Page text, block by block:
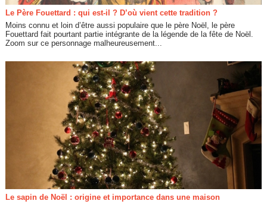
Le Père Fouettard : qui est-il ? D’où vient cette tradition ?
Moins connu et loin d’être aussi populaire que le père Noël, le père
Fouettard fait pourtant partie intégrante de la légende de la fête de Noël.
Zoom sur ce personnage malheureusement...
Le sapin de Noël : origine et importance dans une maison